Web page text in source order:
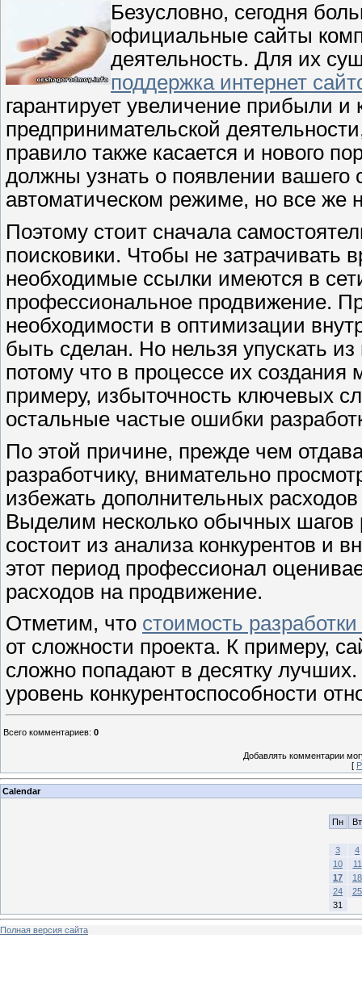
Безусловно, сегодня
официальные сайты
деятельность. Для их
поддержка интернет
гарантирует увеличение прибыли и
предпринимательской
правило также касается и нового
должны узнать о появлении вашего
автоматическом режиме, но все же
Поэтому стоит сначала
поисковики. Чтобы не затрачивать
необходимые ссылки имеются в
профессиональное продвижение.
необходимости в оптимизации
быть сделан. Но нельзя упускать
потому что в процессе их
примеру, избыточность ключевых
остальные частые ошибки
По этой причине, прежде чем
разработчику, внимательно
избежать дополнительных
Выделим несколько обычных шагов
состоит из анализа конкурентов и
этот период профессионал
расходов на продвижение.
Отметим, что стоимость
от сложности проекта. К примеру,
сложно попадают в десятку
уровень конкурентоспособности
Всего комментариев: 0
Добавлять комментарии
[
Calendar
Пн Вт
3
4
10
11
17
18
24
25
31
Полная версия сайта